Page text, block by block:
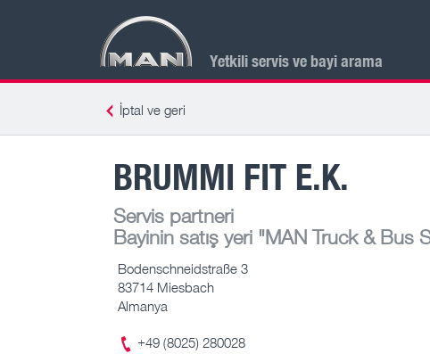
Yetkili servis ve bayi arama
İptal ve geri
BRUMMI FIT E.K.
Servis partneri
Bayinin satış yeri "MAN Truck & Bus
Bodenschneidstraße 3
83714 Miesbach
Almanya
+49 (8025) 280028